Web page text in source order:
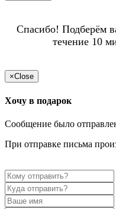
Спасибо! Подберём
течение 10
×Close
Хочу в подарок
Сообщение было
При отправке письма